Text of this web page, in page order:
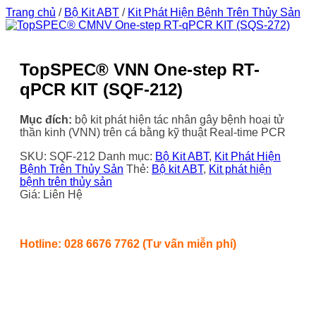
Trang chủ / Bộ Kit ABT / Kit Phát Hiện Bệnh Trên Thủy Sản
TopSPEC® VNN One-step RT-
qPCR KIT (SQF-212)
Mục đích: bộ kit phát hiện tác nhân gây bệnh hoại tử
thần kinh (VNN) trên cá bằng kỹ thuật Real-time PCR
SKU: SQF-212 Danh mục: Bộ Kit ABT, Kit Phát Hiện
Bệnh Trên Thủy Sản Thẻ: Bộ kit ABT, Kit phát hiện
bệnh trên thủy sản
Giá: Liên Hệ
Hotline: 028 6676 7762 (Tư vấn miễn phí)